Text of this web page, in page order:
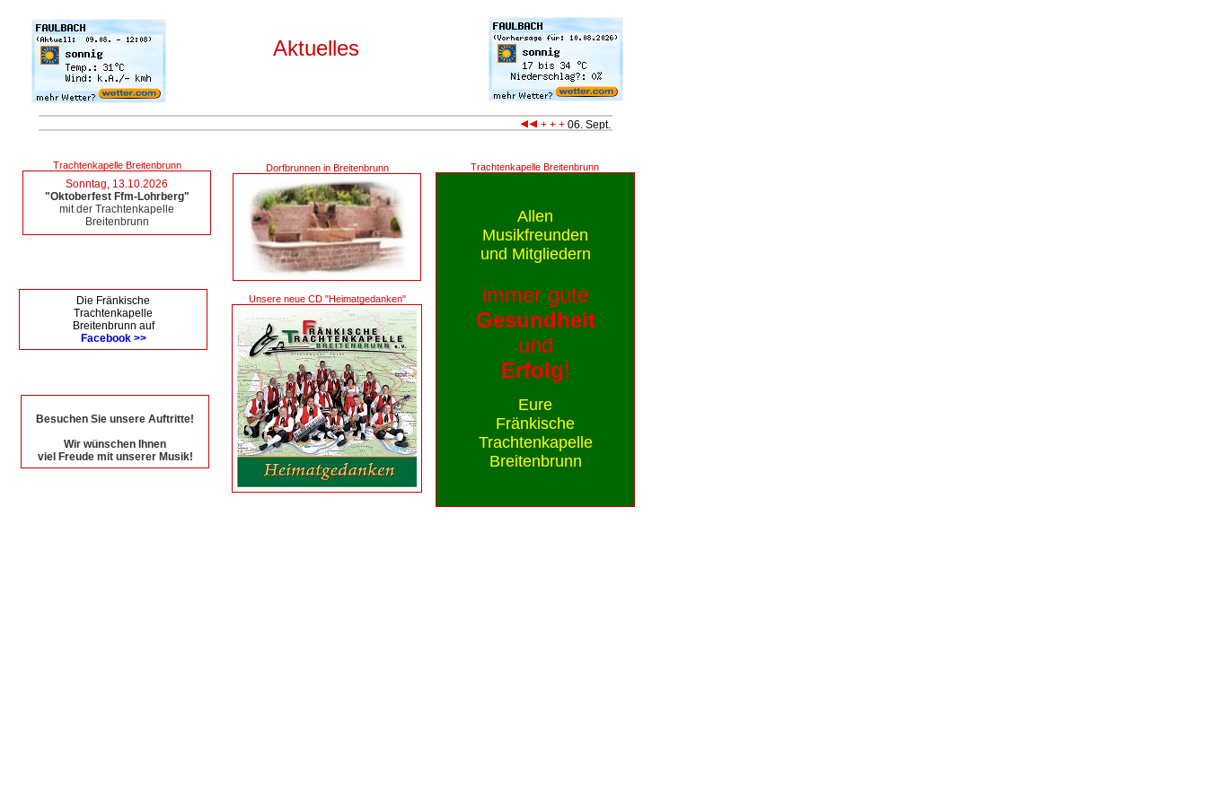
Besuchen Sie unsere Auftritte!
Wir wünschen Ihnen
viel Freude mit unserer Musik!
Dorfbrunnen in Breitenbrunn
Unsere neue CD "Heimatgedanken"
Trachtenkapelle Breitenbrunn
Allen
Musikfreunden
und Mitgliedern
immer gute
Gesundheit
und
Erfolg!
Eure
Fränkische
Trachtenkapelle
Breitenbrunn
+ + +06. Sept. 2026
Aktuelles
Trachtenkapelle Breitenbrunn
Sonntag, 13.10.2026
"Oktoberfest Ffm-Lohrberg"
mit der Trachtenkapelle
Breitenbrunn
Die Fränkische
Trachtenkapelle
Breitenbrunn auf
Facebook >>